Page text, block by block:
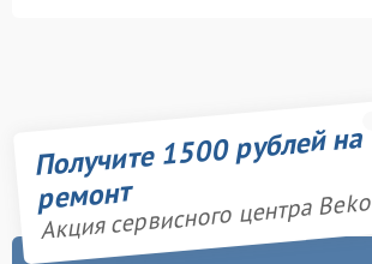
Получите 1500 рублей на
ремонт
Акция сервисного центра Beko